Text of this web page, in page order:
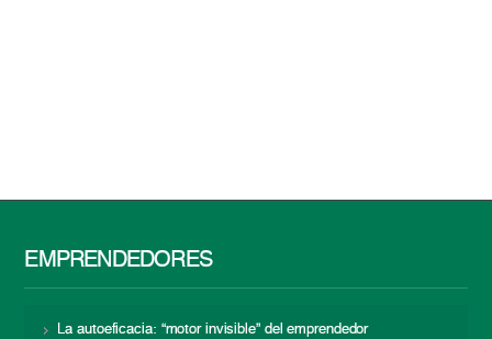
EMPRENDEDORES
La autoeficacia: “motor invisible” del emprendedor